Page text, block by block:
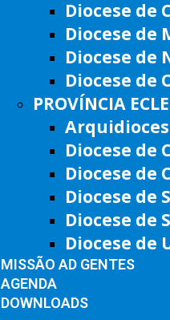
Diocese de
Diocese de
Diocese de
Diocese de
PROVÍNCIA
Diocese de
Diocese de
Diocese de
Diocese de
Diocese de
MISSÃO AD GENTES
AGENDA
DOWNLOADS